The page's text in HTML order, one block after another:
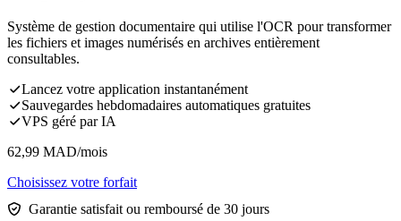
Système de gestion documentaire qui utilise l'OCR pour transformer
les fichiers et images numérisés en archives entièrement
consultables.
Lancez votre application instantanément
Sauvegardes hebdomadaires automatiques gratuites
VPS géré par IA
62,99 MAD/mois
Choisissez votre forfait
Garantie satisfait ou remboursé de 30 jours